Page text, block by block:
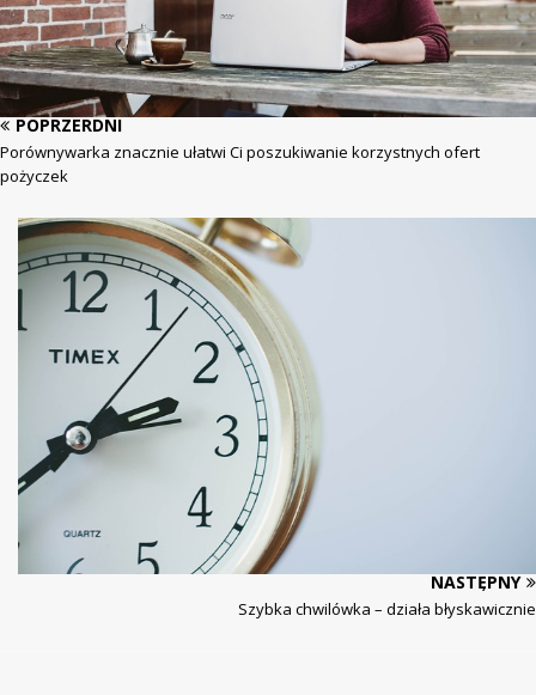
POPRZERDNI
Porównywarka znacznie ułatwi Ci poszukiwanie korzystnych ofert
pożyczek
NASTĘPNY
Szybka chwilówka – działa błyskawicznie